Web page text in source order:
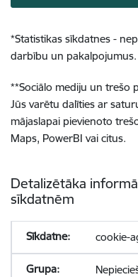
*Statistikas sīkdatnes -
darbību un pakalpojumus.
**Sociālo mediju un trešo
Jūs varētu dalīties ar
mājaslapai pievienoto
Maps, PowerBI vai citus.
Detalizētāka
sīkdatnēm
cookie-